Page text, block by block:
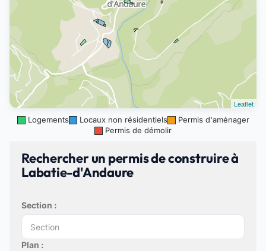
Leaflet
Logements
Locaux non résidentiels
Permis d'aménager
Permis de démolir
Rechercher un permis de construire à
Labatie-d'Andaure
Section :
Plan :